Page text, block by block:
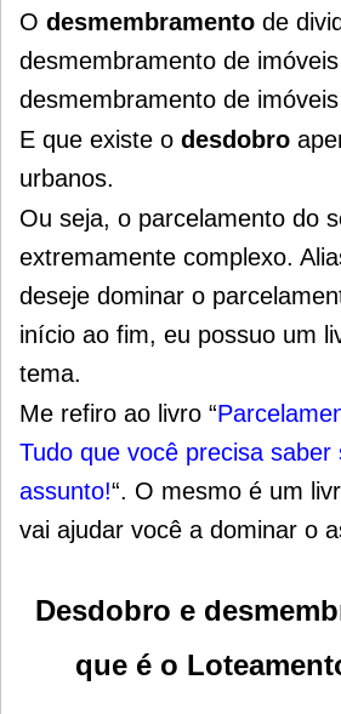
O desmembramento de
desmembramento de
desmembramento de
E que existe o desdobro
urbanos.
Ou seja, o parcelamento do
extremamente complexo.
deseje dominar o
início ao fim, eu possuo um
tema.
Me refiro ao livro “
Tudo que você precisa saber
assunto!“. O mesmo é um
vai ajudar você a dominar o
Desdobro e
que é o